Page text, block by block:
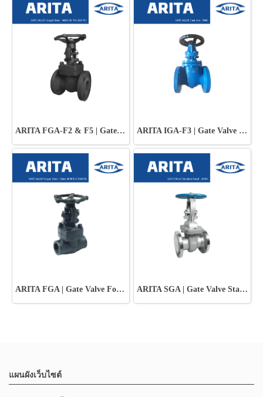
ARITA FGA-F2 & F5 | Gate Valve Forged Steel ARITA IGA-F3 | Gate Valve Cast Iron - PN16
ARITA FGA | Gate Valve Forged Steel Screw & Socket ARITA SGA | Gate Valve Stainless Steel - JIS10K
แผนผังเว็บไซต์